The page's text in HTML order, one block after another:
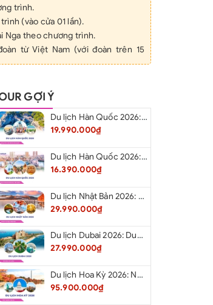
trình.
(vào cửa 01 lần).
Nga theo chương trình.
từ Việt Nam (với đoàn trên 15
tối đa 50,000 USD/vụ.
ngày.
tiền giặt, hành lý quá cước qui
ngày= 63$ cho HDV và lái xe địa
quan.
việc của các địa điểm du lịch, lịch
thay đổi, nhưng vẫn đảm bảo cho
GỢI Ý
Du lịch Hàn Quốc 2026: Hà Nội – Busan – Seoul – Starfiled – Lotte Worf
19.990.000₫
Du lịch Hàn Quốc 2026: Hà Nội – Lotte Word – Đảo Nami – Làng Cổ Hanok Bukchon
16.390.000₫
Du lịch Nhật Bản 2026: Niigata – Aizu – Nikko - Tokyo – Niigata từ Hà Nội
29.990.000₫
Du lịch Dubai 2026: Dubai - Safari - Abu Dhabi
27.990.000₫
Du lịch Hoa Kỳ 2026: New York - Philadelphia - Delaware - Washington D.C. - Las Vegas - Red Rock Canyon - Quận Cam - Santa Monica - Hollywood - San Diego - Los Angeles.
95.900.000₫